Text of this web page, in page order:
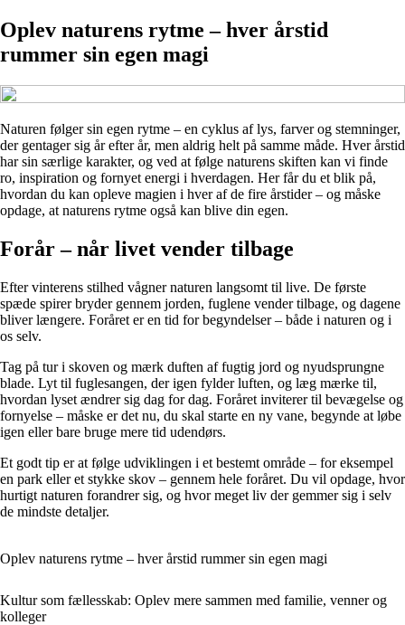
Oplev naturens rytme – hver årstid
rummer sin egen magi
Naturen følger sin egen rytme – en cyklus af lys, farver og stemninger,
der gentager sig år efter år, men aldrig helt på samme måde. Hver årstid
har sin særlige karakter, og ved at følge naturens skiften kan vi finde
ro, inspiration og fornyet energi i hverdagen. Her får du et blik på,
hvordan du kan opleve magien i hver af de fire årstider – og måske
opdage, at naturens rytme også kan blive din egen.
Forår – når livet vender tilbage
Efter vinterens stilhed vågner naturen langsomt til live. De første
spæde spirer bryder gennem jorden, fuglene vender tilbage, og dagene
bliver længere. Foråret er en tid for begyndelser – både i naturen og i
os selv.
Tag på tur i skoven og mærk duften af fugtig jord og nyudsprungne
blade. Lyt til fuglesangen, der igen fylder luften, og læg mærke til,
hvordan lyset ændrer sig dag for dag. Foråret inviterer til bevægelse og
fornyelse – måske er det nu, du skal starte en ny vane, begynde at løbe
igen eller bare bruge mere tid udendørs.
Et godt tip er at følge udviklingen i et bestemt område – for eksempel
en park eller et stykke skov – gennem hele foråret. Du vil opdage, hvor
hurtigt naturen forandrer sig, og hvor meget liv der gemmer sig i selv
de mindste detaljer.
Oplev naturens rytme – hver årstid rummer sin egen magi
Kultur som fællesskab: Oplev mere sammen med familie, venner og
kolleger